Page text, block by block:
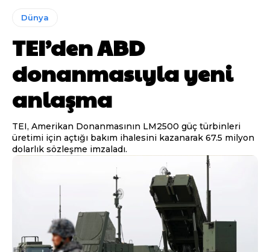
Dünya
TEI’den ABD
donanmasıyla yeni
anlaşma
TEI, Amerikan Donanmasının LM2500 güç türbinleri
üretimi için açtığı bakım ihalesini kazanarak 67.5 milyon
dolarlık sözleşme imzaladı.